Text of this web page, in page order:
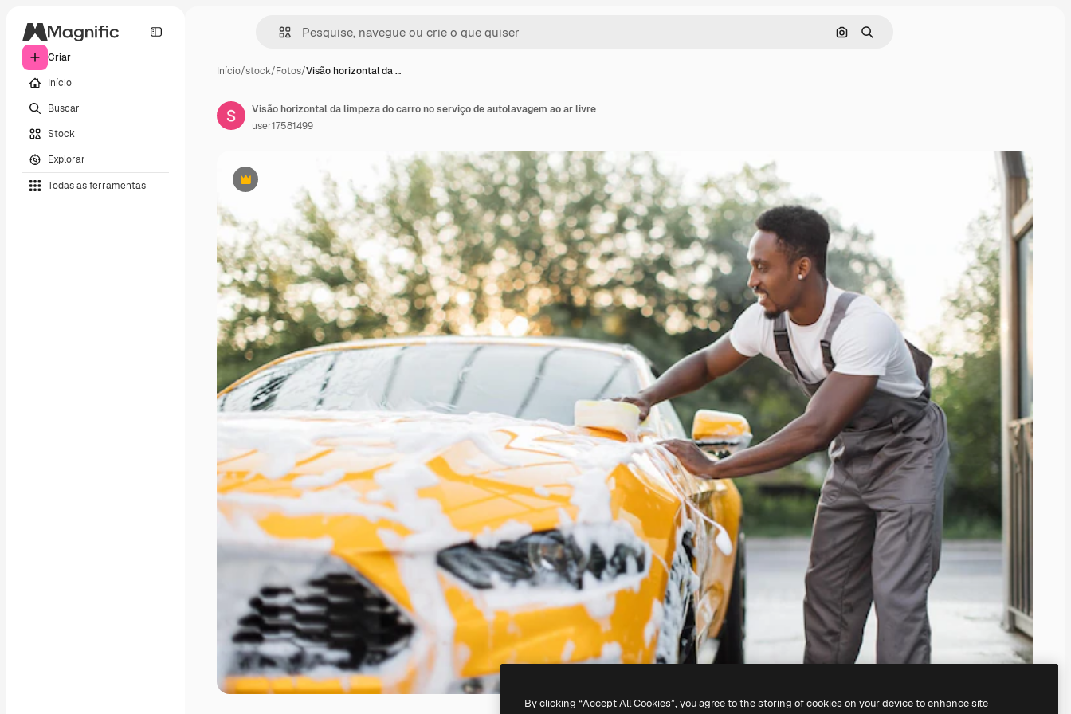
Criar
Início
Buscar
Stock
Explorar
Todas as ferramentas
Pesquisar por imagem
Buscar
Início/stock/Fotos/Visão horizontal da …
Premium
Visão horizontal da limpeza do carro no serviço de autolavagem ao ar livre
user17581499
By clicking “Accept All Cookies”, you agree to the storing of cookies on your device to enhance site